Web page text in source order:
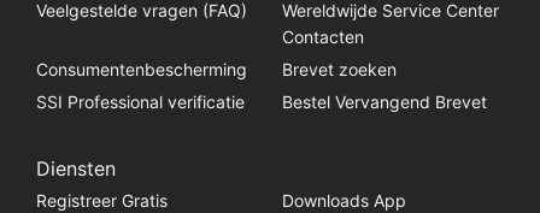
Veelgestelde vragen (FAQ)
Wereldwijde Service Center
Contacten
Consumentenbescherming
Brevet zoeken
SSI Professional verificatie
Bestel Vervangend Brevet
Diensten
Registreer Gratis
Downloads App